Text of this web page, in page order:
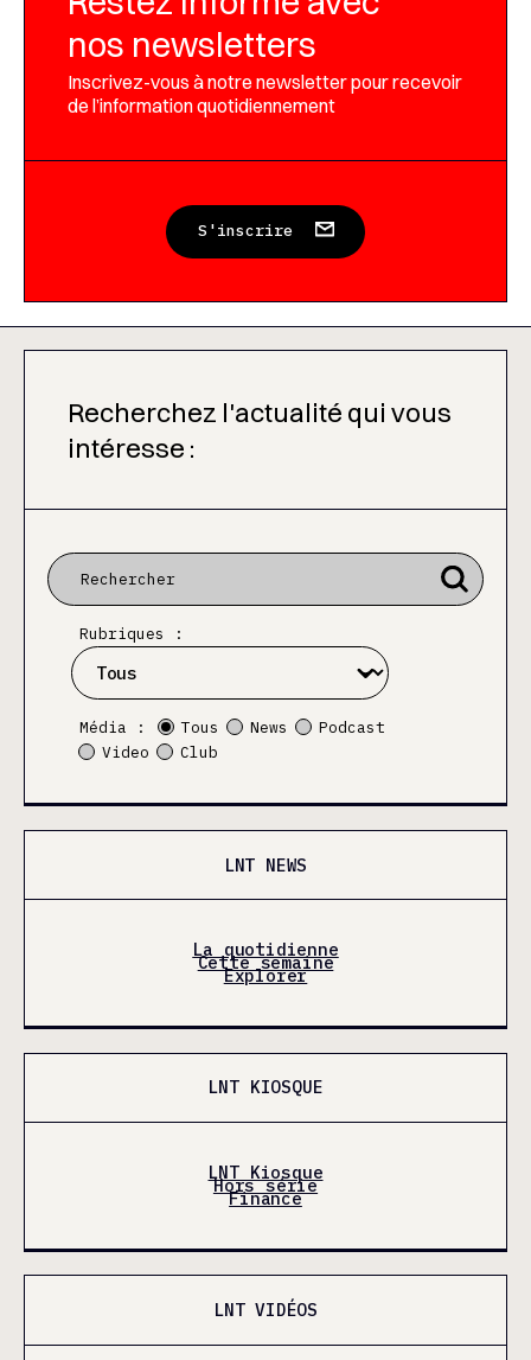
nos newsletters
Inscrivez-vous à notre newsletter pour recevoir
de l’information quotidiennement
S'inscrire
Recherchez l'actualité qui vous
intéresse :
Rubriques :
Média : Tous News
Podcast
Video
Club
LNT NEWS
La quotidienne
Cette semaine
Explorer
LNT KIOSQUE
LNT Kiosque
Hors série
Finance
LNT VIDÉOS